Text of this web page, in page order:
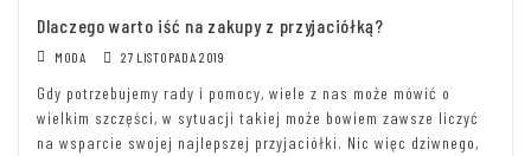
Dlaczego warto iść na zakupy z przyjaciółką?
MODA 27 LISTOPADA 2019
Gdy potrzebujemy rady i pomocy, wiele z nas może mówić o
wielkim szczęści, w sytuacji takiej może bowiem zawsze liczyć
na wsparcie swojej najlepszej przyjaciółki. Nic więc dziwnego,